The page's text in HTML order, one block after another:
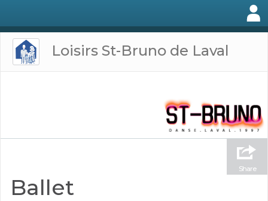
Loisirs St-Bruno de Laval
Share
Ballet